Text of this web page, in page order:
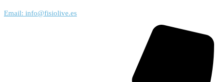
Email: info@fisiolive.es